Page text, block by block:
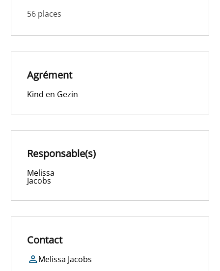
56 places
Agrément
Kind en Gezin
Responsable(s)
Melissa
Jacobs
Contact
Melissa Jacobs